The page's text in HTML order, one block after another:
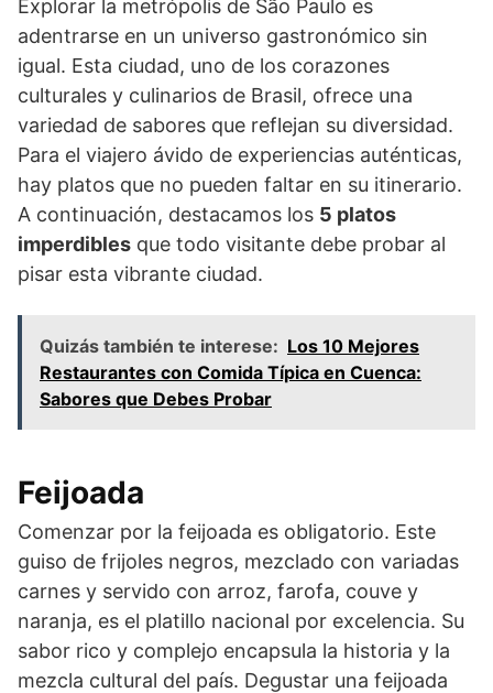
Explorar la metrópolis de São Paulo es
adentrarse en un universo gastronómico sin
igual. Esta ciudad, uno de los corazones
culturales y culinarios de Brasil, ofrece una
variedad de sabores que reflejan su diversidad.
Para el viajero ávido de experiencias auténticas,
hay platos que no pueden faltar en su itinerario.
A continuación, destacamos los 5 platos
imperdibles que todo visitante debe probar al
pisar esta vibrante ciudad.
Quizás también te interese: Los 10 Mejores
Restaurantes con Comida Típica en Cuenca:
Sabores que Debes Probar
Feijoada
Comenzar por la feijoada es obligatorio. Este
guiso de frijoles negros, mezclado con variadas
carnes y servido con arroz, farofa, couve y
naranja, es el platillo nacional por excelencia. Su
sabor rico y complejo encapsula la historia y la
mezcla cultural del país. Degustar una feijoada